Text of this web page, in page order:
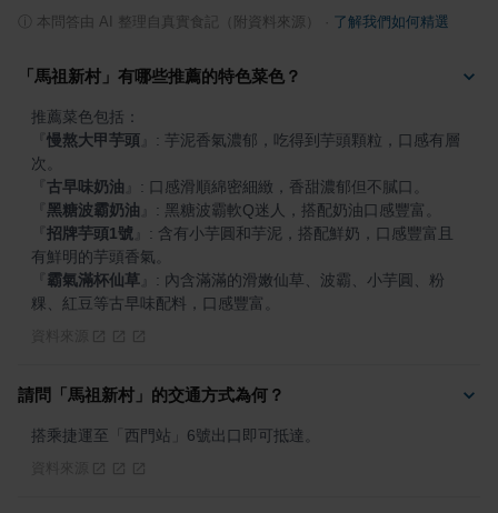
本問答由 AI 整理自真實食記（附資料來源） 了解我們如何精選
「馬祖新村」有哪些推薦的特色菜色？
慢熬大甲芋頭
: 芋泥香氣濃郁，吃得到芋頭顆粒，口感有層
古早味奶油
黑糖波霸奶油
招牌芋頭1號
: 含有小芋圓和芋泥，搭配鮮奶，口感豐富且
霸氣滿杯仙草
: 內含滿滿的滑嫩仙草、波霸、小芋圓、粉
粿、紅豆等古早味配料，口感豐富。
請問「馬祖新村」的交通方式為何？
搭乘捷運至「西門站」6號出口即可抵達。